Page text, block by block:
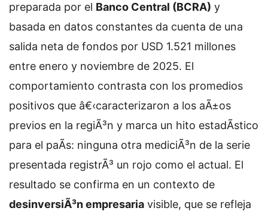
preparada por el Banco Central (BCRA) y
basada en datos constantes da cuenta de una
salida neta de fondos por USD 1.521 millones
entre enero y noviembre de 2025. El
comportamiento contrasta con los promedios
positivos que â€‹caracterizaron a los aÃ±os
previos en la regiÃ³n y marca un hito estadÃ­stico
para el paÃ­s: ninguna otra mediciÃ³n de la serie
presentada registrÃ³ un rojo como el actual. El
resultado se confirma en un contexto de
desinversiÃ³n empresaria visible, que se refleja